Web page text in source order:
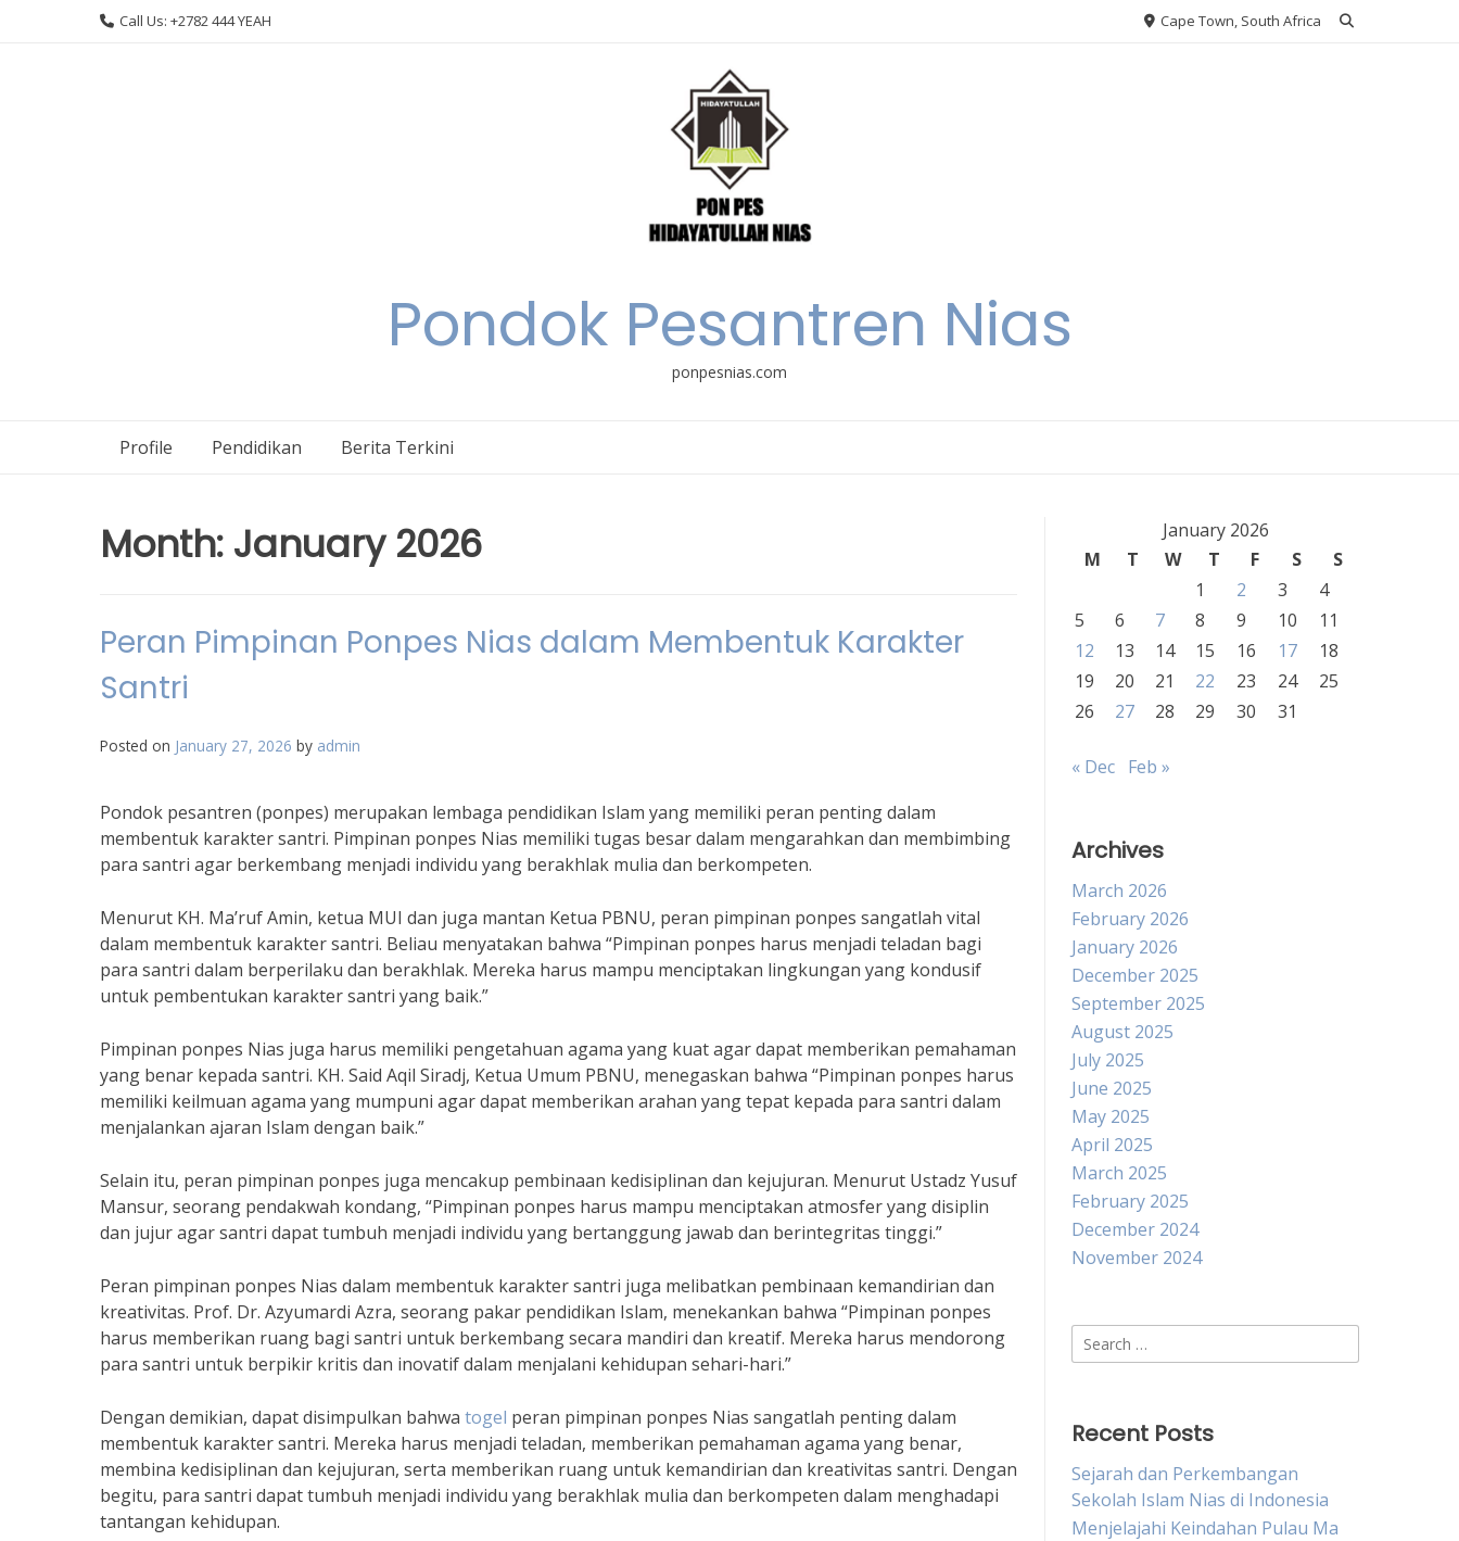
Call Us: +2782 444 YEAH Cape Town, South Africa
Pondok Pesantren Nias
ponpesnias.com
Profile Pendidikan Berita Terkini
Month: January 2026
Peran Pimpinan Ponpes Nias dalam Membentuk Karakter
Santri
Posted on January 27, 2026 by admin
Pondok pesantren (ponpes) merupakan lembaga pendidikan Islam yang memiliki peran penting dalam
membentuk karakter santri. Pimpinan ponpes Nias memiliki tugas besar dalam mengarahkan dan membimbing
para santri agar berkembang menjadi individu yang berakhlak mulia dan berkompeten.
Menurut KH. Ma’ruf Amin, ketua MUI dan juga mantan Ketua PBNU, peran pimpinan ponpes sangatlah vital
dalam membentuk karakter santri. Beliau menyatakan bahwa “Pimpinan ponpes harus menjadi teladan bagi
para santri dalam berperilaku dan berakhlak. Mereka harus mampu menciptakan lingkungan yang kondusif
untuk pembentukan karakter santri yang baik.”
Pimpinan ponpes Nias juga harus memiliki pengetahuan agama yang kuat agar dapat memberikan pemahaman
yang benar kepada santri. KH. Said Aqil Siradj, Ketua Umum PBNU, menegaskan bahwa “Pimpinan ponpes harus
memiliki keilmuan agama yang mumpuni agar dapat memberikan arahan yang tepat kepada para santri dalam
menjalankan ajaran Islam dengan baik.”
Selain itu, peran pimpinan ponpes juga mencakup pembinaan kedisiplinan dan kejujuran. Menurut Ustadz Yusuf
Mansur, seorang pendakwah kondang, “Pimpinan ponpes harus mampu menciptakan atmosfer yang disiplin
dan jujur agar santri dapat tumbuh menjadi individu yang bertanggung jawab dan berintegritas tinggi.”
Peran pimpinan ponpes Nias dalam membentuk karakter santri juga melibatkan pembinaan kemandirian dan
kreativitas. Prof. Dr. Azyumardi Azra, seorang pakar pendidikan Islam, menekankan bahwa “Pimpinan ponpes
harus memberikan ruang bagi santri untuk berkembang secara mandiri dan kreatif. Mereka harus mendorong
para santri untuk berpikir kritis dan inovatif dalam menjalani kehidupan sehari-hari.”
Dengan demikian, dapat disimpulkan bahwa togel peran pimpinan ponpes Nias sangatlah penting dalam
membentuk karakter santri. Mereka harus menjadi teladan, memberikan pemahaman agama yang benar,
membina kedisiplinan dan kejujuran, serta memberikan ruang untuk kemandirian dan kreativitas santri. Dengan
begitu, para santri dapat tumbuh menjadi individu yang berakhlak mulia dan berkompeten dalam menghadapi
tantangan kehidupan.
January 2026
M
T W T F S
S
1
2 3
4
5
6 7 8 9 10
11
12
13 14 15 16 17
18
19
20 21 22 23 24
25
26
27 28 29 30 31
« Dec Feb »
Archives
March 2026
February 2026
January 2026
December 2025
September 2025
August 2025
July 2025
June 2025
May 2025
April 2025
March 2025
February 2025
December 2024
November 2024
Search
for:
Recent Posts
Sejarah dan Perkembangan
Sekolah Islam Nias di Indonesia
Menjelajahi Keindahan Pulau Ma